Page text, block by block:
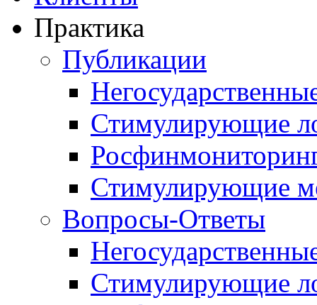
Практика
Публикации
Стимулирующие
Стимулирующие
Вопросы-Ответы
Стимулирующие